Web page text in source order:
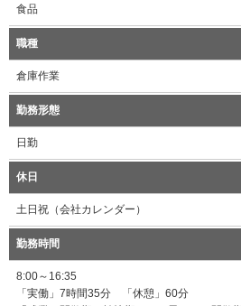
食品
職種
倉庫作業
勤務形態
日勤
休日
土日祝（会社カレンダー）
勤務時間
8:00～16:35
「実働」7時間35分 「休憩」60分